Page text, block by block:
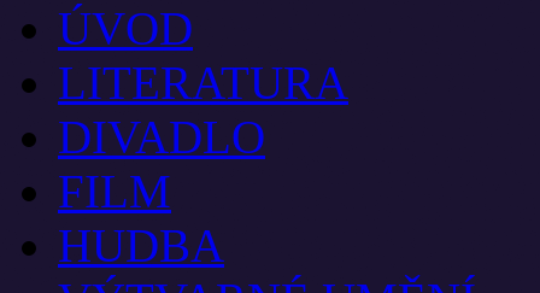
ÚVOD
LITERATURA
DIVADLO
FILM
HUDBA